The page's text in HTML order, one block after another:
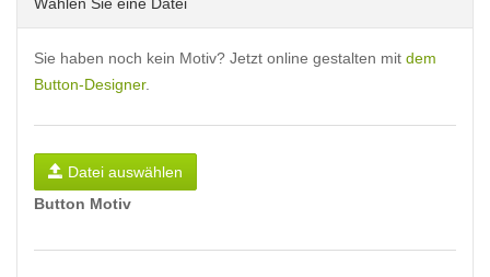
Sie haben noch kein Motiv? Jetzt online gestalten mit dem
Button-Designer.
Datei auswählen
Button Motiv